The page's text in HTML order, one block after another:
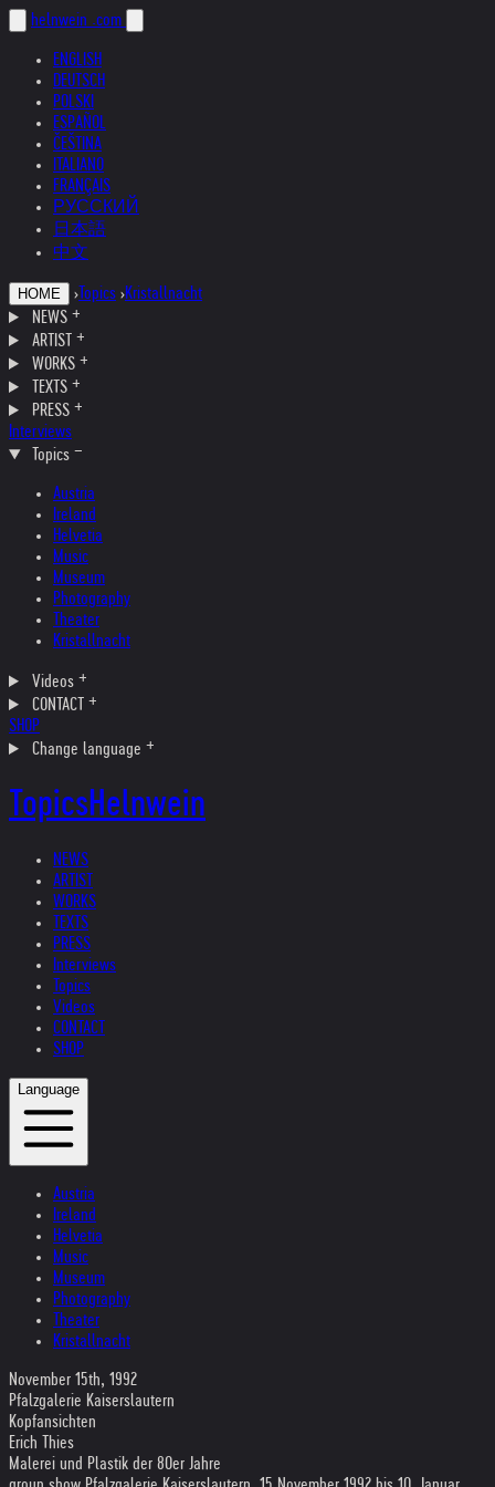
helnwein .com
ENGLISH
DEUTSCH
POLSKI
ESPAÑOL
ČEŠTINA
ITALIANO
FRANÇAIS
РУССКИЙ
日本語
中文
HOME › Topics ›Kristallnacht
NEWS
ARTIST
WORKS
TEXTS
PRESS
Interviews
Topics
Austria
Ireland
Helvetia
Music
Museum
Photography
Theater
Kristallnacht
Videos
CONTACT
SHOP
Change language
TopicsHelnwein
NEWS
ARTIST
WORKS
TEXTS
PRESS
Interviews
Topics
Videos
CONTACT
SHOP
Language
Austria
Ireland
Helvetia
Music
Museum
Photography
Theater
Kristallnacht
November 15th, 1992
Pfalzgalerie Kaiserslautern
Kopfansichten
Erich Thies
Malerei und Plastik der 80er Jahre